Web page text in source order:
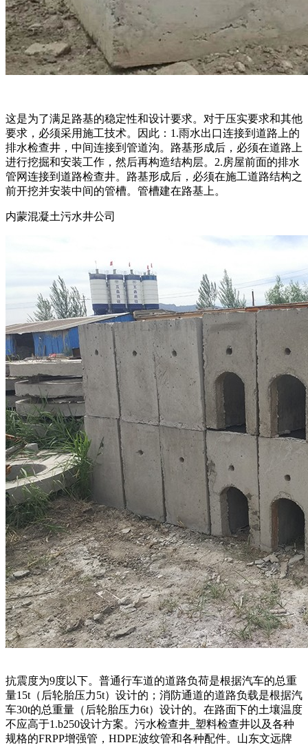
这是为了满足路基的稳定性和设计要求。对于压实要求和其他
要求，必须采用施工技术。因此：1.雨水出口连接到道路上的
排水检查井，中间连接到管道沟。路基形成后，必须在道路上
进行挖掘和安装工作，然后再构造结构层。2.房屋前面的排水
管网连接到道路检查井。路基形成后，必须在施工道路结构之
前开挖并安装中间的管槽。管槽建在路基上。
内蒙混凝土污水井公司
抗震度为9度以下。普通行车道的道路负荷是根据汽车的总重
量15t（后轮胎压力5t）设计的；消防通道的道路负载是根据汽
车30t的总重量（后轮胎压力6t）设计的。在路面下的土壤温度
不应高于1.b250设计方案。污水检查井_塑料检查井以及各种
规格的FRPP增强管，HDPE波纹管和各种配件。山东文远牌